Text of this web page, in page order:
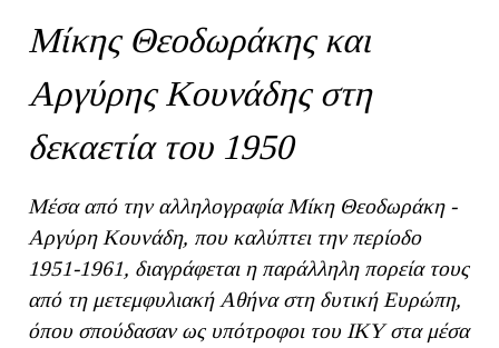
Μίκης Θεοδωράκης και
Αργύρης Κουνάδης στη
δεκαετία του 1950
Μέσα από την αλληλογραφία Μίκη Θεοδωράκη -
Αργύρη Κουνάδη, που καλύπτει την περίοδο
1951-1961, διαγράφεται η παράλληλη πορεία τους
από τη μετεμφυλιακή Αθήνα στη δυτική Ευρώπη,
όπου σπούδασαν ως υπότροφοι του ΙΚΥ στα μέσα